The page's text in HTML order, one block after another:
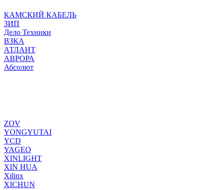
КАМСКИЙ КАБЕЛЬ
ЗИП
Дело Техники
ВЗКА
АТЛАНТ
АВРОРА
Абсолют
ZOV
YONGYUTAI
YCD
YAGEO
XINLIGHT
XIN HUA
Xilinx
XICHUN